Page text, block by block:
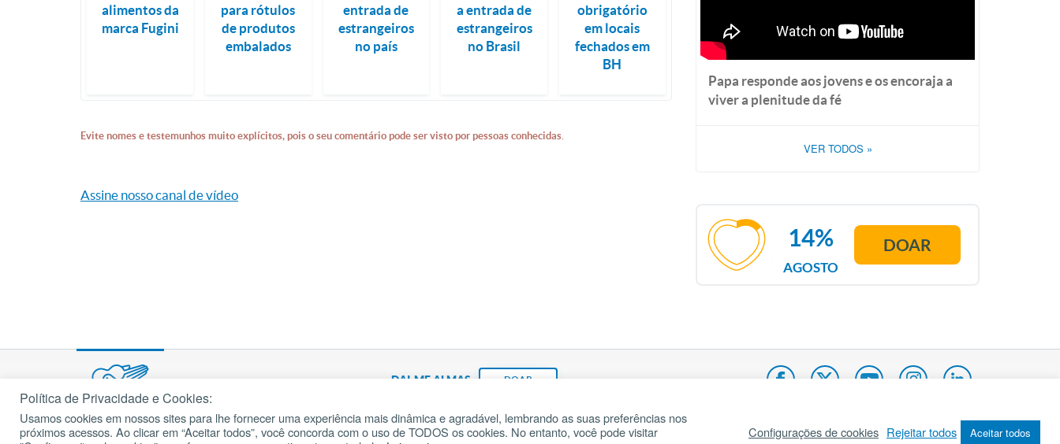
alimentos da
marca Fugini
para rótulos
de produtos
embalados
entrada de
estrangeiros
no país
a entrada de
estrangeiros
no Brasil
obrigatório
em locais
fechados em
BH
Evite nomes e testemunhos muito explícitos, pois o seu comentário pode ser visto por pessoas conhecidas.
Assine nosso canal de vídeo
Papa responde aos jovens e os encoraja a
viver a plenitude da fé
VER TODOS »
AGOSTO
14% DOAR
DAI-ME ALMAS DOAR
Fundação João Paulo II Pedido de Oração Mapa do site Internacional
cancaonova.com© 2002 – 2026
Todos os direitos reservados.
Política de Privacidade e Cookies:
Usamos cookies em nossos sites para lhe fornecer uma experiência mais dinâmica e agradável, lembrando as suas preferências nos
próximos acessos. Ao clicar em “Aceitar todos”, você concorda com o uso de TODOS os cookies. No entanto, você pode visitar
Configurações de cookies Rejeitar todos Aceitar todos